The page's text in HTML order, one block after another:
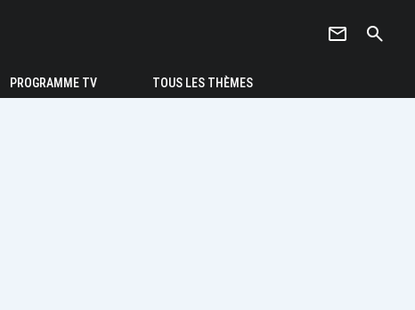
newsletter search
PROGRAMME TV TOUS LES THÈMES